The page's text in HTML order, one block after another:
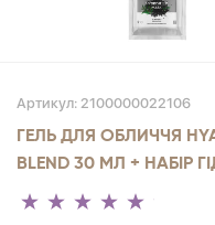
Артикул: 2100000022106
ГЕЛЬ ДЛЯ ОБЛИЧЧЯ
BLEND 30 МЛ + НАБІР